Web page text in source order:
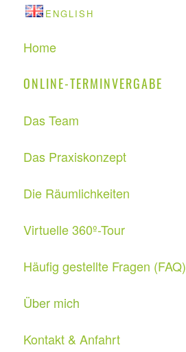
ENGLISH
Home
ONLINE-TERMINVERGABE
Das Team
Das Praxiskonzept
Die Räumlichkeiten
Virtuelle 360º-Tour
Häufig gestellte Fragen (FAQ)
Über mich
Kontakt & Anfahrt